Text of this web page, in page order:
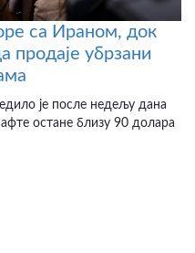
са Ираном, док
продаје убрзани
је после недељу дана
остане близу 90 долара